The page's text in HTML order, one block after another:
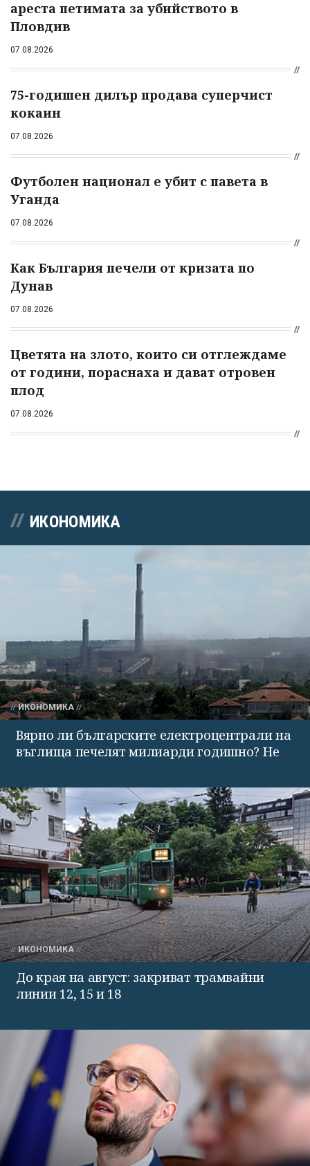
ареста петимата за убийството в
Пловдив
07.08.2026
75-годишен дилър продава суперчист
кокаин
07.08.2026
Футболен национал е убит с павета в
Уганда
07.08.2026
Как България печели от кризата по
Дунав
07.08.2026
Цветята на злото, които си отглеждаме
от години, пораснаха и дават отровен
плод
07.08.2026
ИКОНОМИКА
ИКОНОМИКА
Вярно ли българските електроцентрали на
въглища печелят милиарди годишно? Не
ИКОНОМИКА
До края на август: закриват трамвайни
линии 12, 15 и 18